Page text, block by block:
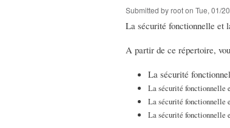
Submitted byrooton Tue, 01/
La sécurité fonctionnelle et
A partir de ce répertoire,
La sécurité
La sécurité fonctionnelle
La sécurité fonctionnelle
La sécurité